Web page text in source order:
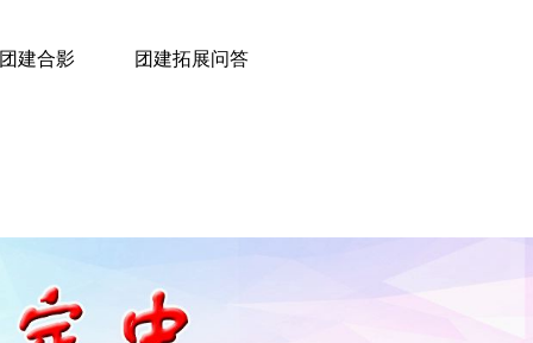
团建合影 团建拓展问答